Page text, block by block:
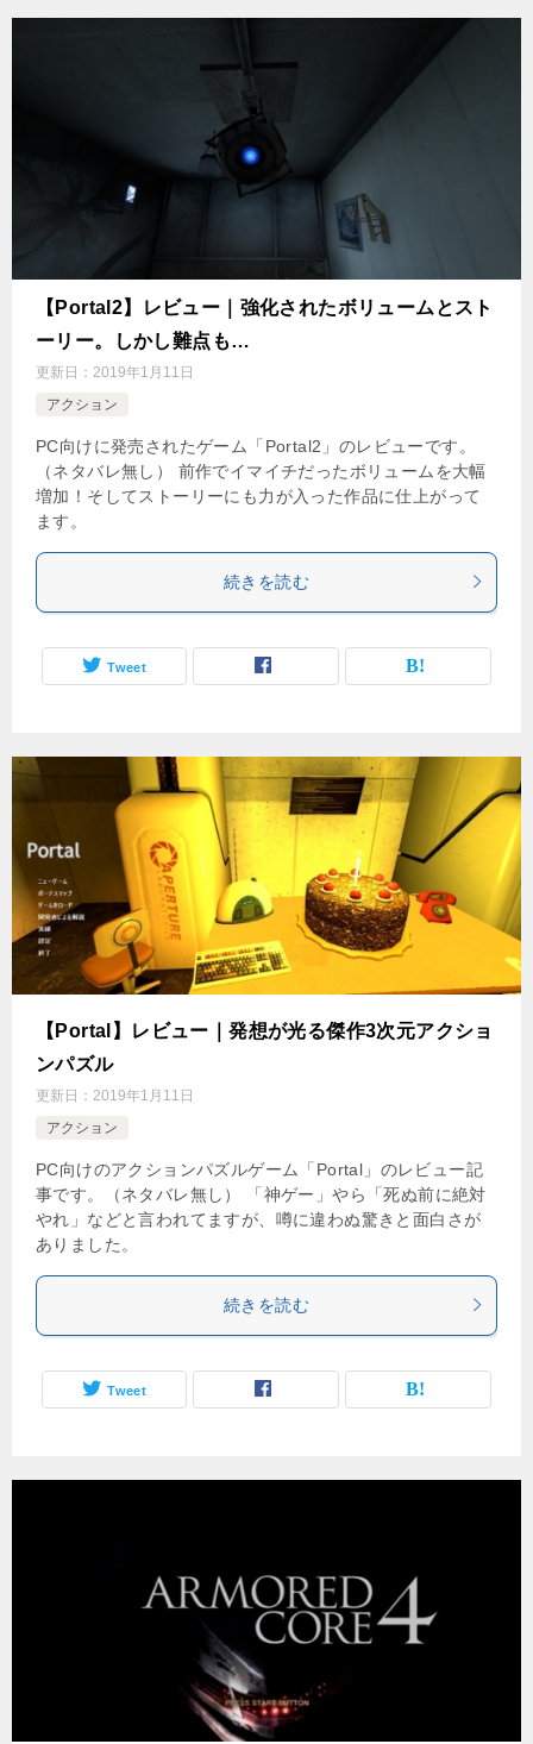
【Portal2】レビュー｜強化されたボリュームとスト
ーリー。しかし難点も…
更新日： 2019年1月11日
アクション
PC向けに発売されたゲーム「Portal2」のレビューです。
（ネタバレ無し） 前作でイマイチだったボリュームを大幅
増加！そしてストーリーにも力が入った作品に仕上がって
ます。
続きを読む
Tweet
【Portal】レビュー｜発想が光る傑作3次元アクショ
ンパズル
更新日： 2019年1月11日
アクション
PC向けのアクションパズルゲーム「Portal」のレビュー記
事です。（ネタバレ無し） 「神ゲー」やら「死ぬ前に絶対
やれ」などと言われてますが、噂に違わぬ驚きと面白さが
ありました。
続きを読む
Tweet